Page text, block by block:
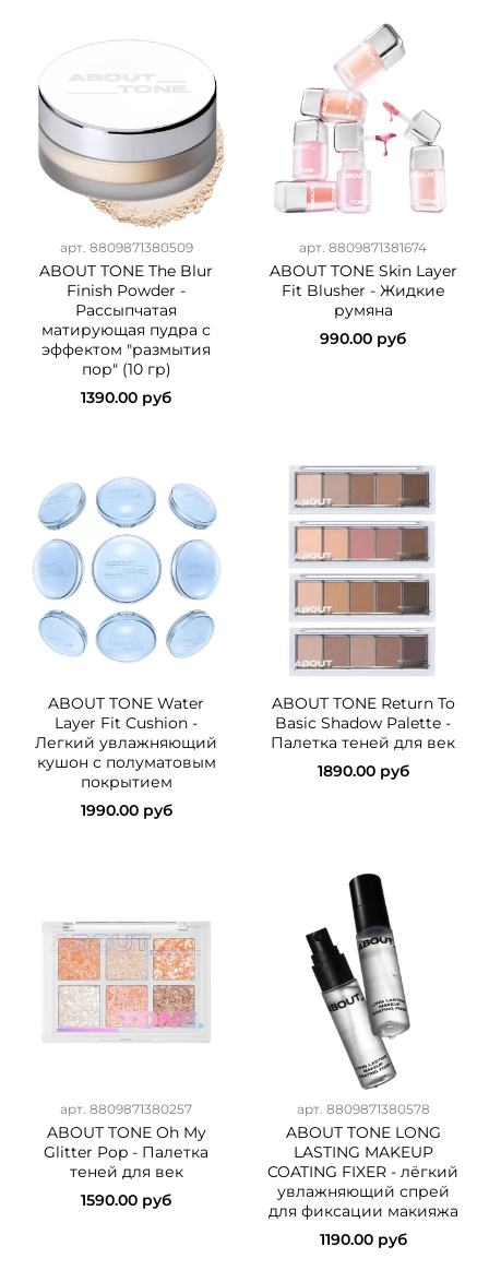
арт. 8809871380509
ABOUT TONE The Blur
Finish Powder -
Рассыпчатая
матирующая пудра с
эффектом "размытия
пор" (10 гр)
1390.00 руб
арт. 8809871381674
ABOUT TONE Skin Layer
Fit Blusher - Жидкие
румяна
990.00 руб
ABOUT TONE Water
Layer Fit Cushion -
Легкий увлажняющий
кушон с полуматовым
покрытием
1990.00 руб
ABOUT TONE Return To
Basic Shadow Palette -
Палетка теней для век
1890.00 руб
арт. 8809871380257
ABOUT TONE Oh My
Glitter Pop - Палетка
теней для век
1590.00 руб
арт. 8809871380578
ABOUT TONE LONG
LASTING MAKEUP
COATING FIXER - лёгкий
увлажняющий спрей
для фиксации макияжа
1190.00 руб